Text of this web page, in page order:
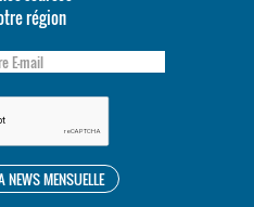
région